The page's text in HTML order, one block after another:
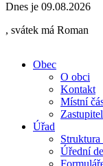
Dnes je 09.08.2026
, svátek má Roman
Obec
O obci
Kontakt
Místní
Úřad
Struktura
Úřední